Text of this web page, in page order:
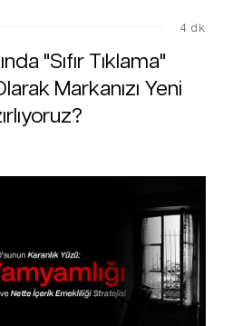
4 dk
"Sıfır Tıklama"
Markanızı Yeni